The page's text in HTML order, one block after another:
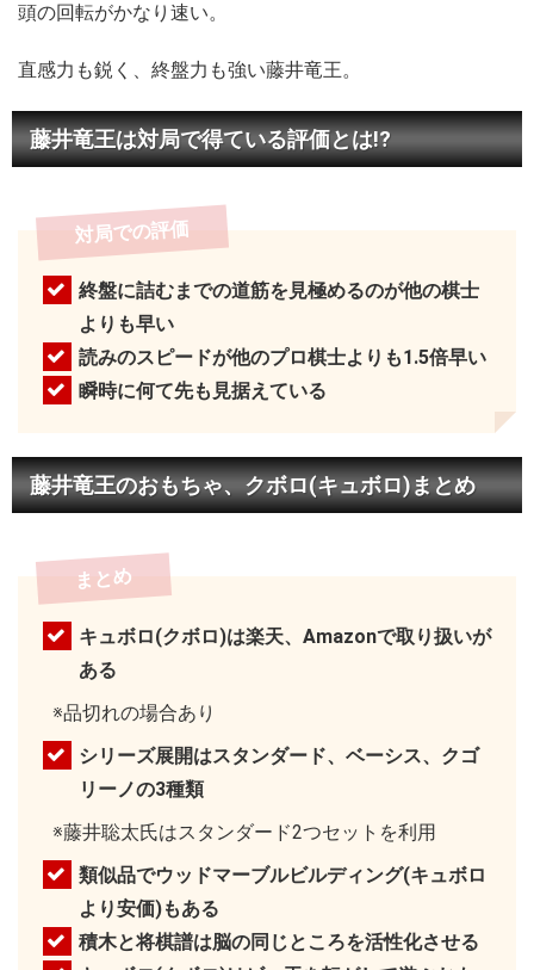
頭の回転がかなり速い。
直感力も鋭く、終盤力も強い藤井竜王。
藤井竜王は対局で得ている評価とは!?
対局での評価
終盤に詰むまでの道筋を見極めるのが他の棋士
よりも早い
読みのスピードが他のプロ棋士よりも1.5倍早い
瞬時に何て先も見据えている
藤井竜王のおもちゃ、クボロ(キュボロ)まとめ
まとめ
キュボロ(クボロ)は楽天、Amazonで取り扱いが
ある
※品切れの場合あり
シリーズ展開はスタンダード、ベーシス、クゴ
リーノの3種類
※藤井聡太氏はスタンダード2つセットを利用
類似品でウッドマーブルビルディング(キュボロ
より安価)もある
積木と将棋譜は脳の同じところを活性化させる